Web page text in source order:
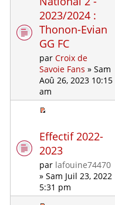
2023/2024 :
Thonon-Evian
GG FC
parCroix de
Savoie Fans » Sam
Aoû 26, 2023 10:15
am
Effectif 2022-
2023
par lafouine74470
» Sam Juil 23, 2022
5:31 pm